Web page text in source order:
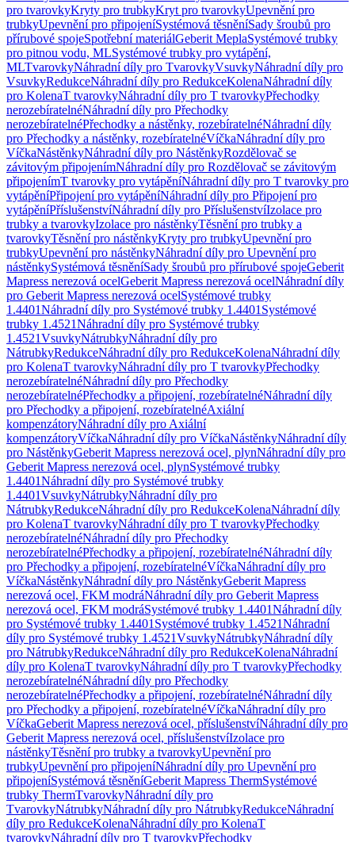
pro tvarovkyKryty pro trubkyKryt pro tvarovkyUpevnění pro
trubkyUpevnění pro připojeníSystémová těsněníSady šroubů pro
přírubové spojeSpotřební materiálGeberit MeplaSystémové trubky
pro pitnou vodu, MLSystémové trubky pro vytápění,
MLTvarovkyNáhradní díly pro TvarovkyVsuvkyNáhradní díly pro
VsuvkyRedukceNáhradní díly pro RedukceKolenaNáhradní díly
pro KolenaT tvarovkyNáhradní díly pro T tvarovkyPřechodky
nerozebíratelnéNáhradní díly pro Přechodky
nerozebíratelnéPřechodky a nástěnky, rozebíratelnéNáhradní díly
pro Přechodky a nástěnky, rozebíratelnéVíčkaNáhradní díly pro
VíčkaNástěnkyNáhradní díly pro NástěnkyRozdělovač se
závitovým připojenímNáhradní díly pro Rozdělovač se závitovým
připojenímT tvarovky pro vytápěníNáhradní díly pro T tvarovky pro
vytápěníPřipojení pro vytápěníNáhradní díly pro Připojení pro
vytápěníPříslušenstvíNáhradní díly pro PříslušenstvíIzolace pro
trubky a tvarovkyIzolace pro nástěnkyTěsnění pro trubky a
tvarovkyTěsnění pro nástěnkyKryty pro trubkyUpevnění pro
trubkyUpevnění pro nástěnkyNáhradní díly pro Upevnění pro
nástěnkySystémová těsněníSady šroubů pro přírubové spojeGeberit
Mapress nerezová ocelGeberit Mapress nerezová ocelNáhradní díly
pro Geberit Mapress nerezová ocelSystémové trubky
1.4401Náhradní díly pro Systémové trubky 1.4401 Systémové
trubky 1.4521Náhradní díly pro Systémové trubky
1.4521VsuvkyNátrubkyNáhradní díly pro
NátrubkyRedukceNáhradní díly pro RedukceKolenaNáhradní díly
pro KolenaT tvarovkyNáhradní díly pro T tvarovkyPřechodky
nerozebíratelnéNáhradní díly pro Přechodky
nerozebíratelnéPřechodky a připojení, rozebíratelnéNáhradní díly
pro Přechodky a připojení, rozebíratelnéAxiální
kompenzátoryNáhradní díly pro Axiální
kompenzátoryVíčkaNáhradní díly pro VíčkaNástěnkyNáhradní díly
pro NástěnkyGeberit Mapress nerezová ocel, plynNáhradní díly pro
Geberit Mapress nerezová ocel, plynSystémové trubky
1.4401Náhradní díly pro Systémové trubky
1.4401VsuvkyNátrubkyNáhradní díly pro
NátrubkyRedukceNáhradní díly pro RedukceKolenaNáhradní díly
pro KolenaT tvarovkyNáhradní díly pro T tvarovkyPřechodky
nerozebíratelnéNáhradní díly pro Přechodky
nerozebíratelnéPřechodky a připojení, rozebíratelnéNáhradní díly
pro Přechodky a připojení, rozebíratelnéVíčkaNáhradní díly pro
VíčkaNástěnkyNáhradní díly pro NástěnkyGeberit Mapress
nerezová ocel, FKM modráNáhradní díly pro Geberit Mapress
nerezová ocel, FKM modráSystémové trubky 1.4401Náhradní díly
pro Systémové trubky 1.4401 Systémové trubky 1.4521Náhradní
díly pro Systémové trubky 1.4521VsuvkyNátrubkyNáhradní díly
pro NátrubkyRedukceNáhradní díly pro RedukceKolenaNáhradní
díly pro KolenaT tvarovkyNáhradní díly pro T tvarovkyPřechodky
nerozebíratelnéNáhradní díly pro Přechodky
nerozebíratelnéPřechodky a připojení, rozebíratelnéNáhradní díly
pro Přechodky a připojení, rozebíratelnéVíčkaNáhradní díly pro
VíčkaGeberit Mapress nerezová ocel, příslušenstvíNáhradní díly pro
Geberit Mapress nerezová ocel, příslušenstvíIzolace pro
nástěnkyTěsnění pro trubky a tvarovkyUpevnění pro
trubkyUpevnění pro připojeníNáhradní díly pro Upevnění pro
připojeníSystémová těsněníGeberit Mapress ThermSystémové
trubky ThermTvarovkyNáhradní díly pro
TvarovkyNátrubkyNáhradní díly pro NátrubkyRedukceNáhradní
díly pro RedukceKolenaNáhradní díly pro KolenaT
tvarovkyNáhradní díly pro T tvarovkyPřechodky